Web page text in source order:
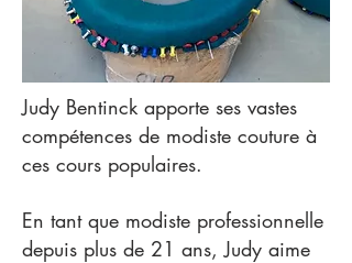
Judy Bentinck apporte ses vastes
compétences de modiste couture à
ces cours populaires.
En tant que modiste professionnelle
depuis plus de 21 ans, Judy aime